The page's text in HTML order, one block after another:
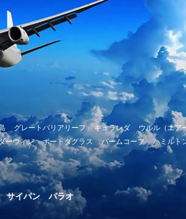
グレートバリアリーフ キュランダ ウルル（エア
ーウィン ポートダグラス パームコーブ ハミルト
サイパン パラオ